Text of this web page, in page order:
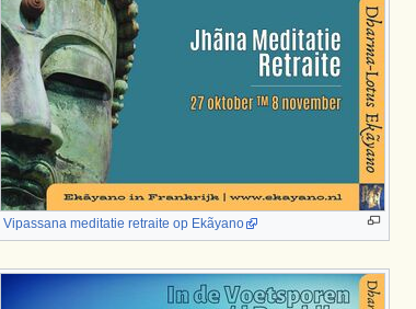
Vipassana meditatie retraite op Ekãyano